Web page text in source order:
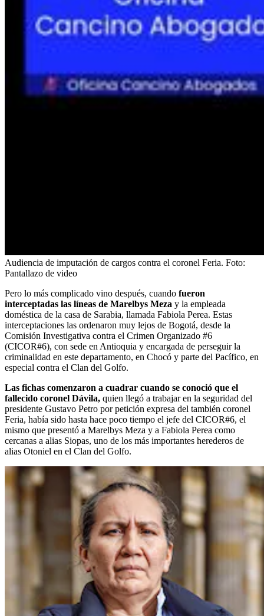
Audiencia de imputación de cargos contra el coronel Feria. Foto:
Pantallazo de video
Pero lo más complicado vino después, cuando fueron
interceptadas las líneas de Marelbys Meza y la empleada
doméstica de la casa de Sarabia, llamada Fabiola Perea. Estas
interceptaciones las ordenaron muy lejos de Bogotá, desde la
Comisión Investigativa contra el Crimen Organizado #6
(CICOR#6), con sede en Antioquia y encargada de perseguir la
criminalidad en este departamento, en Chocó y parte del Pacífico, en
especial contra el Clan del Golfo.
Las fichas comenzaron a cuadrar cuando se conoció que el
fallecido coronel Dávila, quien llegó a trabajar en la seguridad del
presidente Gustavo Petro por petición expresa del también coronel
Feria, había sido hasta hace poco tiempo el jefe del CICOR#6, el
mismo que presentó a Marelbys Meza y a Fabiola Perea como
cercanas a alias Siopas, uno de los más importantes herederos de
alias Otoniel en el Clan del Golfo.